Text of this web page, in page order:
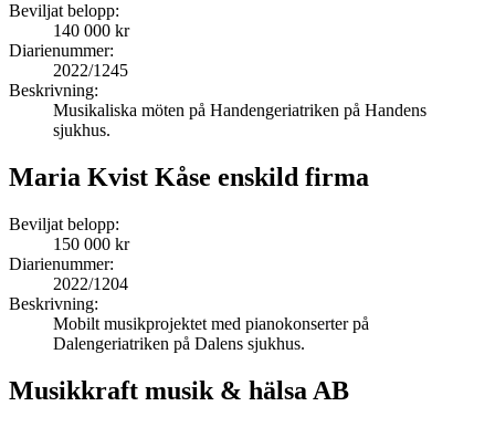
Beviljat belopp:
140 000 kr
Diarienummer:
2022/1245
Beskrivning:
Musikaliska möten på Handengeriatriken på Handens
sjukhus.
Maria Kvist Kåse enskild firma
Beviljat belopp:
150 000 kr
Diarienummer:
2022/1204
Beskrivning:
Mobilt musikprojektet med pianokonserter på
Dalengeriatriken på Dalens sjukhus.
Musikkraft musik & hälsa AB